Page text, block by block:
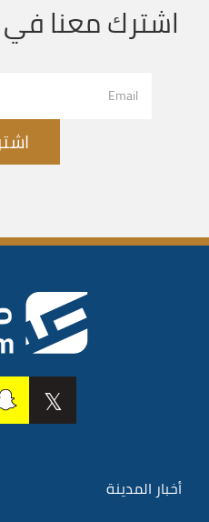
اشترك معنا في
أخبار المدينة